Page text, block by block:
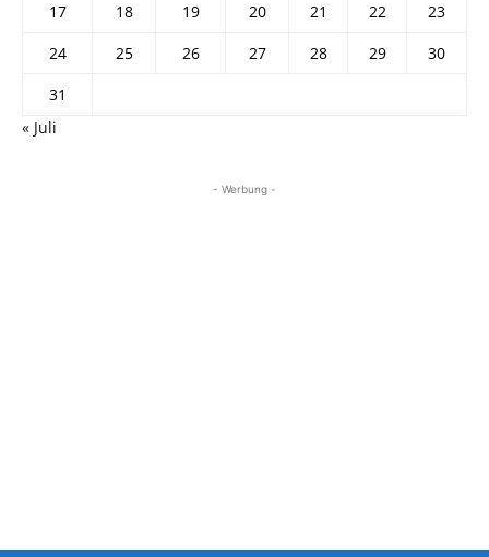
17
18 19 20 21 22
23
24
25 26 27 28 29
30
31
« Juli
- Werbung -